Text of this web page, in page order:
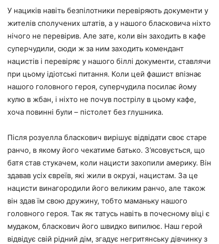
У нациків навіть безпілотники перевіряють документи у
жителів сполучених штатів, а у нашого бласковича ніхто
нічого не перевірив. Але зате, коли він заходить в кафе
суперчудили, сюди ж за ним заходить комендант
нацистів і перевіряє у нашого біллі документи, ставлячи
при цьому ідіотські питання. Коли цей фашист впізнає
нашого головного героя, суперчудила посилає йому
кулю в жбан, і ніхто не почув пострілу в цьому кафе,
хоча повинні були – пістолет без глушника.
Після розуелла бласкович вирішує відвідати своє старе
ранчо, в якому його чекатиме батько. З’ясовується, що
батя став стукачем, коли нацисти захопили америку. Він
здавав усіх євреїв, які жили в окрузі, нацистам. За це
нацисти винагородили його великим ранчо, але також
він здав їм свою дружину, тобто маманьку нашого
головного героя. Так як татусь навіть в почесному віці є
мудаком, бласкович його швидко випилює. Наш герой
відвідує свій рідний дім, згадує негритянську дівчинку з